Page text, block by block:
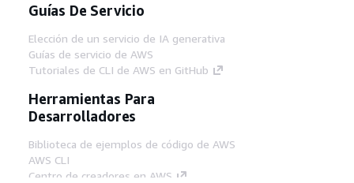
Guías De Servicio
Elección de un servicio de IA generativa
Guías de servicio de AWS
Tutoriales de CLI de AWS en GitHub
Herramientas Para
Desarrolladores
Biblioteca de ejemplos de código de AWS
AWS CLI
Centro de creadores en AWS